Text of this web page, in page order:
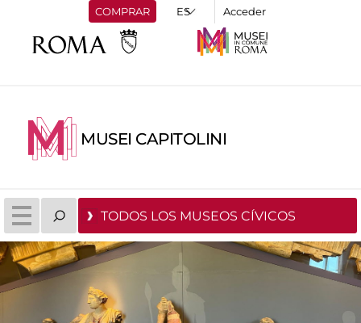
COMPRAR Acceder
MUSEI CAPITOLINI
TODOS LOS MUSEOS CÍVICOS